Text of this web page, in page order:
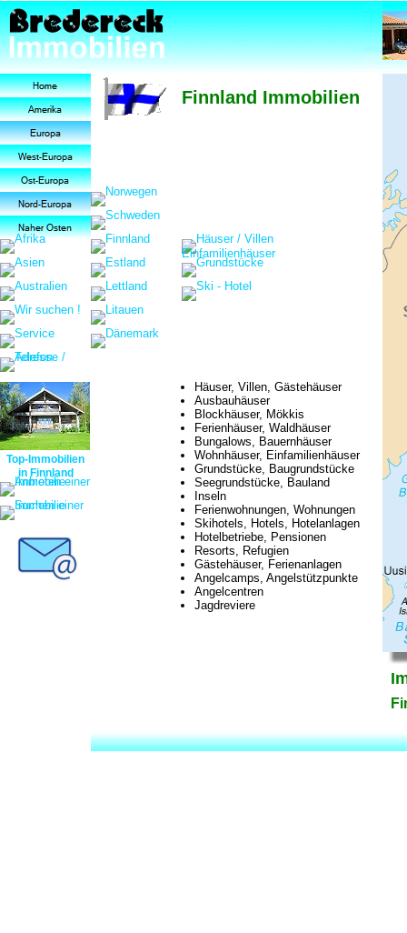
Finnland Immobilien
Top-Immobilien
in Finnland
Häuser, Villen, Gästehäuser
Ausbauhäuser
Blockhäuser, Mökkis
Ferienhäuser, Waldhäuser
Bungalows, Bauernhäuser
Wohnhäuser, Einfamilienhäuser
Grundstücke, Baugrundstücke
Seegrundstücke, Bauland
Inseln
Ferienwohnungen, Wohnungen
Skihotels, Hotels, Hotelanlagen
Hotelbetriebe, Pensionen
Resorts, Refugien
Gästehäuser, Ferienanlagen
Angelcamps, Angelstützpunkte
Angelcentren
Jagdreviere